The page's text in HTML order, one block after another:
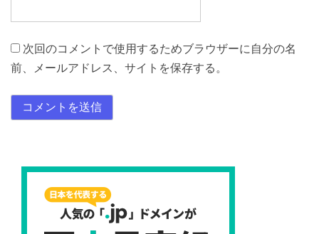
次回のコメントで使用するためブラウザーに自分の名
前、メールアドレス、サイトを保存する。